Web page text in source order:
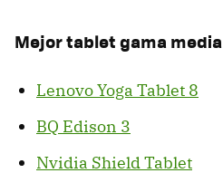
Mejor tablet gama media
Lenovo Yoga Tablet 8
BQ Edison 3
Nvidia Shield Tablet